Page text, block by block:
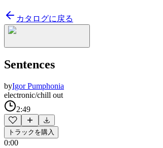
カタログに戻る
Sentences
byIgor Pumphonia
electronic/chill out
2:49
トラックを購入
0:00